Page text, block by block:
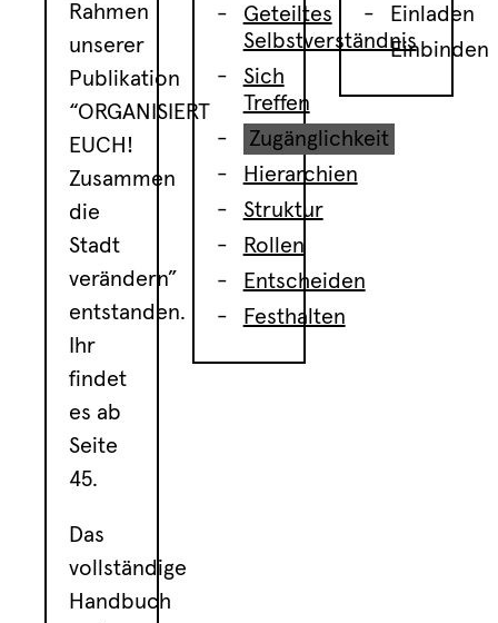
Rahmen
unserer
Publikation
“ORGANISIERT
EUCH!
Zusammen
die
Stadt
verändern”
entstanden.
Ihr
findet
es ab
Seite
45.
Das
vollständige
Handbuch
Geteiltes
Selbstverständnis
Sich
Treffen
Zugänglichkeit
Hierarchien
Struktur
Rollen
Entscheiden
Festhalten
Einladen
Einbinden